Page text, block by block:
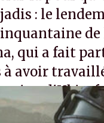
: le
qui a fait
avoir